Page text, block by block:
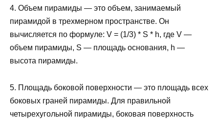
4. Объем пирамиды — это объем, занимаемый
пирамидой в трехмерном пространстве. Он
вычисляется по формуле: V = (1/3) * S * h, где V —
объем пирамиды, S — площадь основания, h —
высота пирамиды.
5. Площадь боковой поверхности — это площадь всех
боковых граней пирамиды. Для правильной
четырехугольной пирамиды, боковая поверхность